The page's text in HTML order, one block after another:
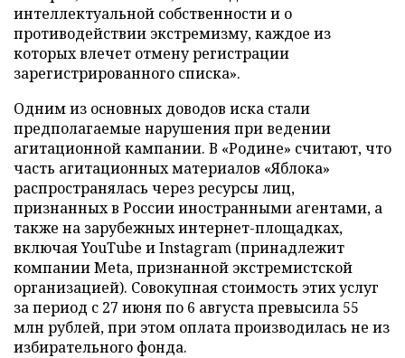
интеллектуальной собственности и о
противодействии экстремизму, каждое из
которых влечет отмену регистрации
зарегистрированного списка».
Одним из основных доводов иска стали
предполагаемые нарушения при ведении
агитационной кампании. В «Родине» считают, что
часть агитационных материалов «Яблока»
распространялась через ресурсы лиц,
признанных в России иностранными агентами, а
также на зарубежных интернет-площадках,
включая YouTube и Instagram (принадлежит
компании Meta, признанной экстремистской
организацией). Совокупная стоимость этих услуг
за период с 27 июня по 6 августа превысила 55
млн рублей, при этом оплата производилась не из
избирательного фонда.